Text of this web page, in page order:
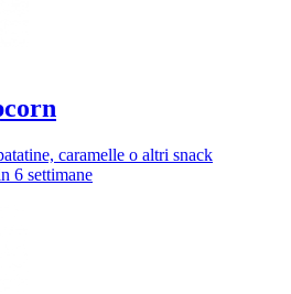
caramelle o altri snack
6 settimane